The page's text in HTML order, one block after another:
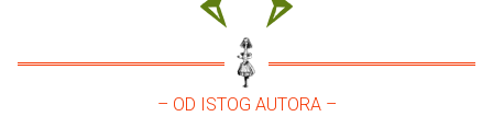
– OD ISTOG AUTORA –